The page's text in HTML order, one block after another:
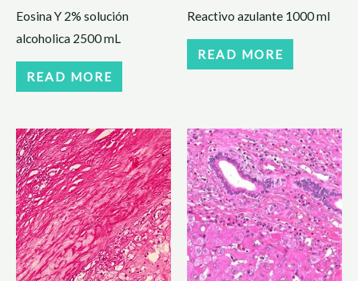
Eosina Y 2% solución
alcoholica 2500 mL
READ MORE
Reactivo azulante 1000 ml
READ MORE